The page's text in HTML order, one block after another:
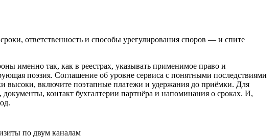
ответственность и способы урегулирования споров — и спите
именно так, как в реестрах, указывать применимое право и
поэзия. Соглашение об уровне сервиса с понятными последствиями
высоки, включите поэтапные платежи и удержания до приёмки. Для
контакт бухгалтерии партнёра и напоминания о сроках. И,
по двум каналам